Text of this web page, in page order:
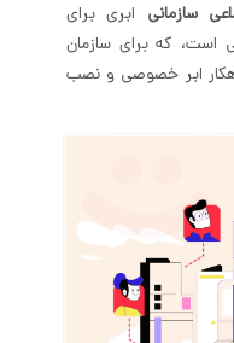
سازمانی ابری برای
است، که برای سازمان
ابر خصوصی و نصب